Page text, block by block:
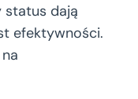
status dają
efektywności.